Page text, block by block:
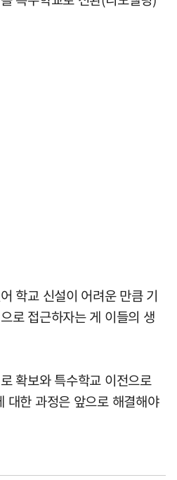
학교 신설이 어려운 만큼 기
로 접근하자는 게 이들의 생
확보와 특수학교 이전으로
대한 과정은 앞으로 해결해야